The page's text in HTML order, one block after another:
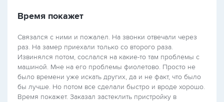
Время покажет
Связался с ними и пожалел. На звонки отвечали через
раз. На замер приехали только со второго раза.
Извинялся потом, сослался на какие-то там проблемы с
машиной. Мне на его проблемы фиолетово. Просто не
было времени уже искать других, да и не факт, что было
бы лучше. Но потом все сделали быстро и вроде хорошо.
Время покажет. Заказал застеклить пристройку в